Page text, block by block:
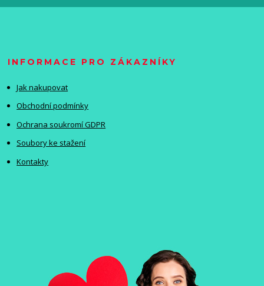
INFORMACE PRO ZÁKAZNÍKY
Jak nakupovat
Obchodní podmínky
Ochrana soukromí GDPR
Soubory ke stažení
Kontakty